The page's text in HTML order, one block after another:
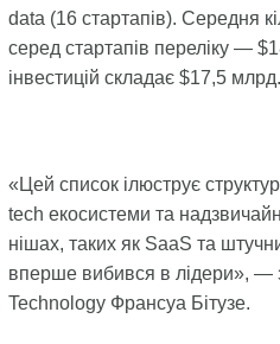
data (16 стартапів). Середня
серед стартапів переліку —
інвестицій складає $17,5 млрд.
«Цей список ілюструє
tech екосистеми та
нішах, таких як SaaS та
вперше вибився в лідери», —
Technology Франсуа Бітузе.